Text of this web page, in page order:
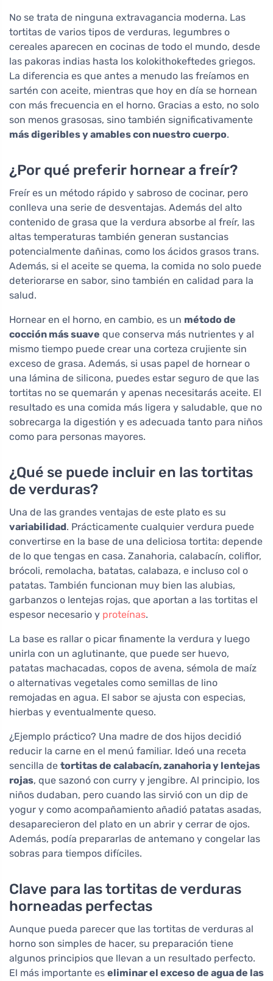
No se trata de ninguna extravagancia moderna. Las
tortitas de varios tipos de verduras, legumbres o
cereales aparecen en cocinas de todo el mundo, desde
las pakoras indias hasta los kolokithokeftedes griegos.
La diferencia es que antes a menudo las freíamos en
sartén con aceite, mientras que hoy en día se hornean
con más frecuencia en el horno. Gracias a esto, no solo
son menos grasosas, sino también significativamente
más digeribles y amables con nuestro cuerpo.
¿Por qué preferir hornear a freír?
Freír es un método rápido y sabroso de cocinar, pero
conlleva una serie de desventajas. Además del alto
contenido de grasa que la verdura absorbe al freír, las
altas temperaturas también generan sustancias
potencialmente dañinas, como los ácidos grasos trans.
Además, si el aceite se quema, la comida no solo puede
deteriorarse en sabor, sino también en calidad para la
salud.
Hornear en el horno, en cambio, es un método de
cocción más suave que conserva más nutrientes y al
mismo tiempo puede crear una corteza crujiente sin
exceso de grasa. Además, si usas papel de hornear o
una lámina de silicona, puedes estar seguro de que las
tortitas no se quemarán y apenas necesitarás aceite. El
resultado es una comida más ligera y saludable, que no
sobrecarga la digestión y es adecuada tanto para niños
como para personas mayores.
¿Qué se puede incluir en las tortitas
de verduras?
Una de las grandes ventajas de este plato es su
variabilidad. Prácticamente cualquier verdura puede
convertirse en la base de una deliciosa tortita: depende
de lo que tengas en casa. Zanahoria, calabacín, coliflor,
brócoli, remolacha, batatas, calabaza, e incluso col o
patatas. También funcionan muy bien las alubias,
garbanzos o lentejas rojas, que aportan a las tortitas el
espesor necesario y proteínas.
La base es rallar o picar finamente la verdura y luego
unirla con un aglutinante, que puede ser huevo,
patatas machacadas, copos de avena, sémola de maíz
o alternativas vegetales como semillas de lino
remojadas en agua. El sabor se ajusta con especias,
hierbas y eventualmente queso.
¿Ejemplo práctico? Una madre de dos hijos decidió
reducir la carne en el menú familiar. Ideó una receta
sencilla de tortitas de calabacín, zanahoria y lentejas
rojas, que sazonó con curry y jengibre. Al principio, los
niños dudaban, pero cuando las sirvió con un dip de
yogur y como acompañamiento añadió patatas asadas,
desaparecieron del plato en un abrir y cerrar de ojos.
Además, podía prepararlas de antemano y congelar las
sobras para tiempos difíciles.
Clave para las tortitas de verduras
horneadas perfectas
Aunque pueda parecer que las tortitas de verduras al
horno son simples de hacer, su preparación tiene
algunos principios que llevan a un resultado perfecto.
El más importante es eliminar el exceso de agua de las